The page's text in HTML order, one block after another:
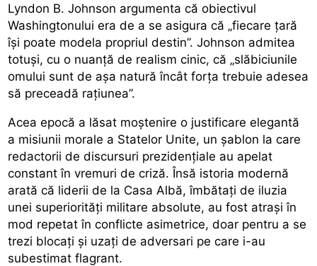
Lyndon B. Johnson argumenta că obiectivul
Washingtonului era de a se asigura că „fiecare țară
își poate modela propriul destin”. Johnson admitea
totuși, cu o nuanță de realism cinic, că „slăbiciunile
omului sunt de așa natură încât forța trebuie adesea
să preceadă rațiunea”.
Acea epocă a lăsat moștenire o justificare elegantă
a misiunii morale a Statelor Unite, un șablon la care
redactorii de discursuri prezidențiale au apelat
constant în vremuri de criză. Însă istoria modernă
arată că liderii de la Casa Albă, îmbătați de iluzia
unei superiorități militare absolute, au fost atrași în
mod repetat în conflicte asimetrice, doar pentru a se
trezi blocați și uzați de adversari pe care i-au
subestimat flagrant.